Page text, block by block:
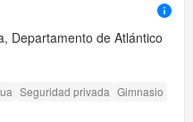
Departamento de Atlántico
Seguridad privada Gimnasio